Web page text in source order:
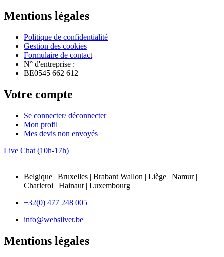
Mentions légales
Politique de confidentialité
Gestion des cookies
Formulaire de contact
N° d'entreprise :
BE0545 662 612
Votre compte
Se connecter/ déconnecter
Mon profil
Mes devis non envoyés
Live Chat (10h-17h)
Belgique | Bruxelles | Brabant Wallon | Liège | Namur |
Charleroi | Hainaut | Luxembourg
+32(0) 477 248 005
info@websilver.be
Mentions légales